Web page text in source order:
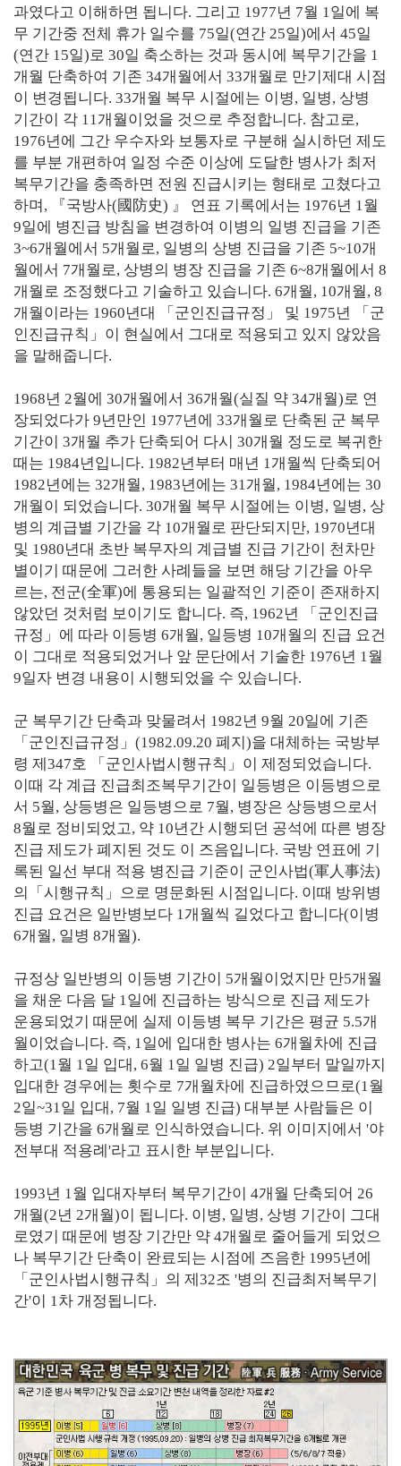
과였다고 이해하면 됩니다. 그리고 1977년 7월 1일에 복
무 기간중 전체 휴가 일수를 75일(연간 25일)에서 45일
(연간 15일)로 30일 축소하는 것과 동시에 복무기간을 1
개월 단축하여 기존 34개월에서 33개월로 만기제대 시점
이 변경됩니다. 33개월 복무 시절에는 이병, 일병, 상병
기간이 각 11개월이었을 것으로 추정합니다. 참고로,
1976년에 그간 우수자와 보통자로 구분해 실시하던 제도
를 부분 개편하여 일정 수준 이상에 도달한 병사가 최저
복무기간을 충족하면 전원 진급시키는 형태로 고쳤다고
하며, 『국방사(國防史) 』 연표 기록에서는 1976년 1월
9일에 병진급 방침을 변경하여 이병의 일병 진급을 기존
3~6개월에서 5개월로, 일병의 상병 진급을 기존 5~10개
월에서 7개월로, 상병의 병장 진급을 기존 6~8개월에서 8
개월로 조정했다고 기술하고 있습니다. 6개월, 10개월, 8
개월이라는 1960년대 「군인진급규정」 및 1975년 「군
인진급규칙」이 현실에서 그대로 적용되고 있지 않았음
을 말해줍니다.
1968년 2월에 30개월에서 36개월(실질 약 34개월)로 연
장되었다가 9년만인 1977년에 33개월로 단축된 군 복무
기간이 3개월 추가 단축되어 다시 30개월 정도로 복귀한
때는 1984년입니다. 1982년부터 매년 1개월씩 단축되어
1982년에는 32개월, 1983년에는 31개월, 1984년에는 30
개월이 되었습니다. 30개월 복무 시절에는 이병, 일병, 상
병의 계급별 기간을 각 10개월로 판단되지만, 1970년대
및 1980년대 초반 복무자의 계급별 진급 기간이 천차만
별이기 때문에 그러한 사례들을 보면 해당 기간을 아우
르는, 전군(全軍)에 통용되는 일괄적인 기준이 존재하지
않았던 것처럼 보이기도 합니다. 즉, 1962년 「군인진급
규정」에 따라 이등병 6개월, 일등병 10개월의 진급 요건
이 그대로 적용되었거나 앞 문단에서 기술한 1976년 1월
9일자 변경 내용이 시행되었을 수 있습니다.
군 복무기간 단축과 맞물려서 1982년 9월 20일에 기존
「군인진급규정」(1982.09.20 폐지)을 대체하는 국방부
령 제347호 「군인사법시행규칙」이 제정되었습니다.
이때 각 계급 진급최조복무기간이 일등병은 이등병으로
서 5월, 상등병은 일등병으로 7월, 병장은 상등병으로서
8월로 정비되었고, 약 10년간 시행되던 공석에 따른 병장
진급 제도가 폐지된 것도 이 즈음입니다. 국방 연표에 기
록된 일선 부대 적용 병진급 기준이 군인사법(軍人事法)
의「시행규칙」으로 명문화된 시점입니다. 이때 방위병
진급 요건은 일반병보다 1개월씩 길었다고 합니다(이병
6개월, 일병 8개월).
규정상 일반병의 이등병 기간이 5개월이었지만 만5개월
을 채운 다음 달 1일에 진급하는 방식으로 진급 제도가
운용되었기 때문에 실제 이등병 복무 기간은 평균 5.5개
월이었습니다. 즉, 1일에 입대한 병사는 6개월차에 진급
하고(1월 1일 입대, 6월 1일 일병 진급) 2일부터 말일까지
입대한 경우에는 횟수로 7개월차에 진급하였으므로(1월
2일~31일 입대, 7월 1일 일병 진급) 대부분 사람들은 이
등병 기간을 6개월로 인식하였습니다. 위 이미지에서 '야
전부대 적용례'라고 표시한 부분입니다.
1993년 1월 입대자부터 복무기간이 4개월 단축되어 26
개월(2년 2개월)이 됩니다. 이병, 일병, 상병 기간이 그대
로였기 때문에 병장 기간만 약 4개월로 줄어들게 되었으
나 복무기간 단축이 완료되는 시점에 즈음한 1995년에
「군인사법시행규칙」의 제32조 '병의 진급최저복무기
간'이 1차 개정됩니다.